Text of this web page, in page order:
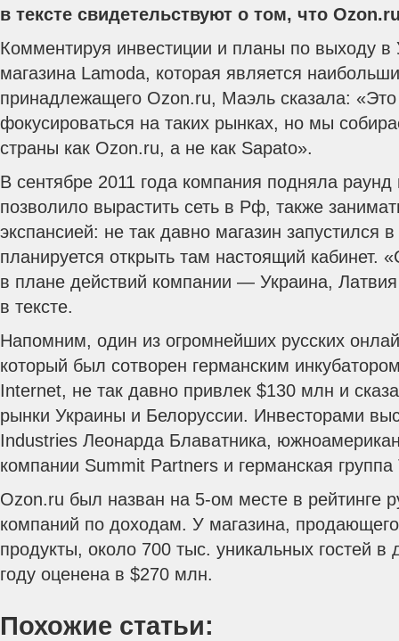
в тексте свидетельствуют о том, что
Комментируя инвестиции и планы по выходу в
магазина Lamoda, которая является
принадлежащего Ozon.ru, Маэль сказала:
фокусироваться на таких рынках, но мы
страны как Ozon.ru, а не как Sapato».
В сентябре 2011 года компания подняла
позволило вырастить сеть в Рф, также
экспансией: не так давно магазин запустился
планируется открыть там настоящий кабинет.
в плане действий компании — Украина,
в тексте.
Напомним, один из огромнейших русских
который был сотворен германским
Internet, не так давно привлек $130 млн и
рынки Украины и Белоруссии. Инвесторами
Industries Леонарда Блаватника,
компании Summit Partners и германская группа
Ozon.ru был назван на 5-ом месте в рейтинге
компаний по доходам. У магазина,
продукты, около 700 тыс. уникальных гостей в
году оценена в $270 млн.
Похожие статьи: